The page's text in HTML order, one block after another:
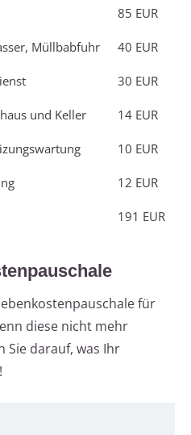
85 EUR
Müllbabfuhr 40 EUR
30 EUR
und Keller 14 EUR
10 EUR
12 EUR
191 EUR
für
diese nicht mehr
Sie darauf, was Ihr